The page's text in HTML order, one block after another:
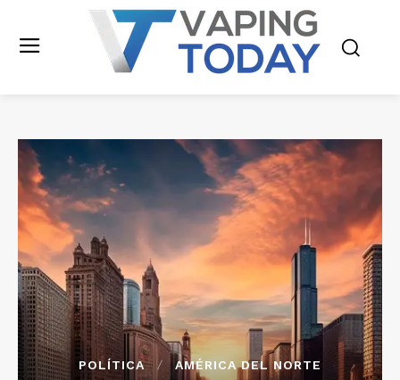
POLÍTICA AMÉRICA DEL NORTE